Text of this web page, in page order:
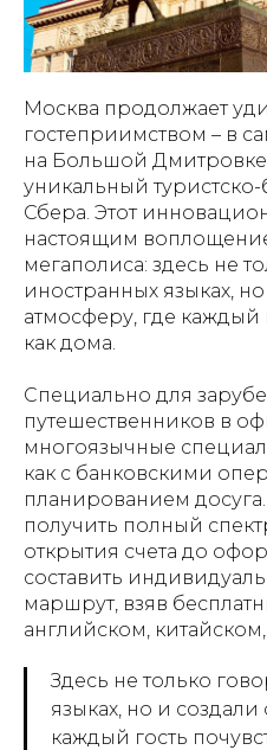
Москва продолжает
гостеприимством – в
на Большой
уникальный
Сбера. Этот
настоящим
мегаполиса: здесь не
иностранных языках,
атмосферу, где каждый
как дома.
Специально для
путешественников в
многоязычные
как с банковскими
планированием досуга.
получить полный
открытия счета до
составить
маршрут, взяв
английском,
Здесь не только
языках, но и
каждый гость